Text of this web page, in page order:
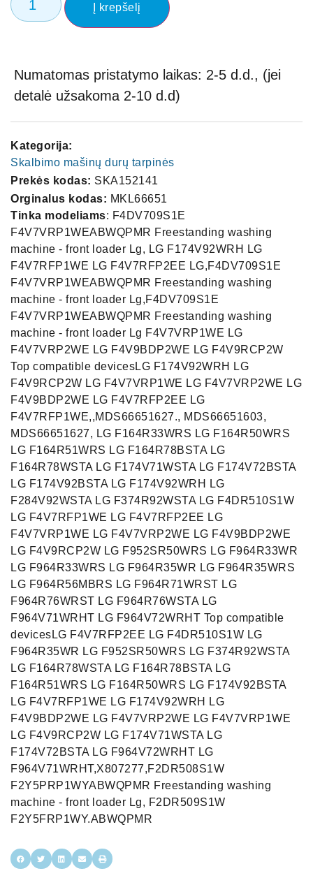
Į krepšelį
Numatomas pristatymo laikas: 2-5 d.d., (jei
detalė užsakoma 2-10 d.d)
Kategorija:
Skalbimo mašinų durų tarpinės
Prekės kodas: SKA152141
Orginalus kodas: MKL66651
Tinka modeliams: F4DV709S1E
F4V7VRP1WEABWQPMR Freestanding washing
machine - front loader Lg, LG F174V92WRH LG
F4V7RFP1WE LG F4V7RFP2EE LG,F4DV709S1E
F4V7VRP1WEABWQPMR Freestanding washing
machine - front loader Lg,F4DV709S1E
F4V7VRP1WEABWQPMR Freestanding washing
machine - front loader Lg F4V7VRP1WE LG
F4V7VRP2WE LG F4V9BDP2WE LG F4V9RCP2W
Top compatible devicesLG F174V92WRH LG
F4V9RCP2W LG F4V7VRP1WE LG F4V7VRP2WE LG
F4V9BDP2WE LG F4V7RFP2EE LG
F4V7RFP1WE,,MDS66651627., MDS66651603,
MDS66651627, LG F164R33WRS LG F164R50WRS
LG F164R51WRS LG F164R78BSTA LG
F164R78WSTA LG F174V71WSTA LG F174V72BSTA
LG F174V92BSTA LG F174V92WRH LG
F284V92WSTA LG F374R92WSTA LG F4DR510S1W
LG F4V7RFP1WE LG F4V7RFP2EE LG
F4V7VRP1WE LG F4V7VRP2WE LG F4V9BDP2WE
LG F4V9RCP2W LG F952SR50WRS LG F964R33WR
LG F964R33WRS LG F964R35WR LG F964R35WRS
LG F964R56MBRS LG F964R71WRST LG
F964R76WRST LG F964R76WSTA LG
F964V71WRHT LG F964V72WRHT Top compatible
devicesLG F4V7RFP2EE LG F4DR510S1W LG
F964R35WR LG F952SR50WRS LG F374R92WSTA
LG F164R78WSTA LG F164R78BSTA LG
F164R51WRS LG F164R50WRS LG F174V92BSTA
LG F4V7RFP1WE LG F174V92WRH LG
F4V9BDP2WE LG F4V7VRP2WE LG F4V7VRP1WE
LG F4V9RCP2W LG F174V71WSTA LG
F174V72BSTA LG F964V72WRHT LG
F964V71WRHT,X807277,F2DR508S1W
F2Y5PRP1WYABWQPMR Freestanding washing
machine - front loader Lg, F2DR509S1W
F2Y5FRP1WY.ABWQPMR